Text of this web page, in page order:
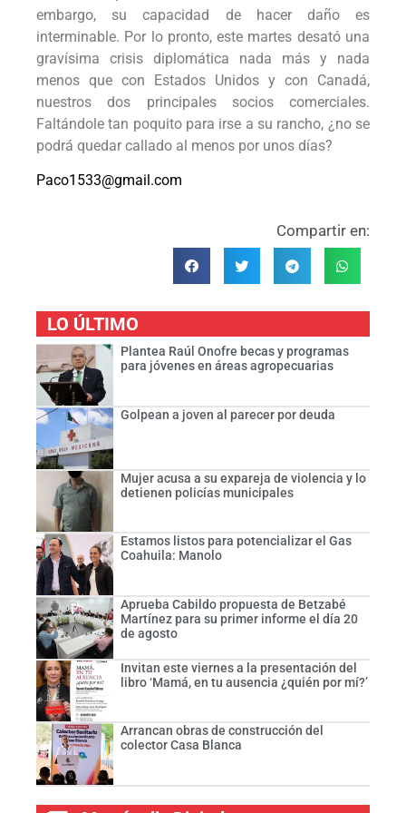
embargo, su capacidad de hacer daño es
interminable. Por lo pronto, este martes desató una
gravísima crisis diplomática nada más y nada
menos que con Estados Unidos y con Canadá,
nuestros dos principales socios comerciales.
Faltándole tan poquito para irse a su rancho, ¿no se
podrá quedar callado al menos por unos días?
Paco1533@gmail.com
Compartir en:
LO ÚLTIMO
Plantea Raúl Onofre becas y programas
para jóvenes en áreas agropecuarias
Golpean a joven al parecer por deuda
Mujer acusa a su expareja de violencia y lo
detienen policías municipales
Estamos listos para potencializar el Gas
Coahuila: Manolo
Aprueba Cabildo propuesta de Betzabé
Martínez para su primer informe el día 20
de agosto
Invitan este viernes a la presentación del
libro ‘Mamá, en tu ausencia ¿quién por mí?’
Arrancan obras de construcción del
colector Casa Blanca